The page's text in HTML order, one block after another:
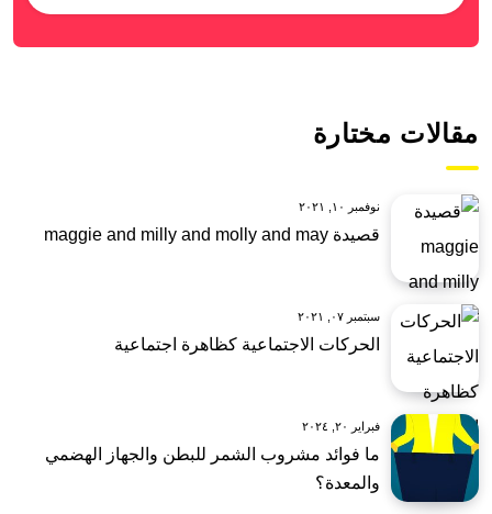
مقالات مختارة
نوفمبر ١٠, ٢٠٢١
قصيدة maggie and milly and molly and may
سبتمبر ٠٧, ٢٠٢١
الحركات الاجتماعية كظاهرة اجتماعية
فبراير ٢٠, ٢٠٢٤
ما فوائد مشروب الشمر للبطن والجهاز الهضمي
والمعدة؟